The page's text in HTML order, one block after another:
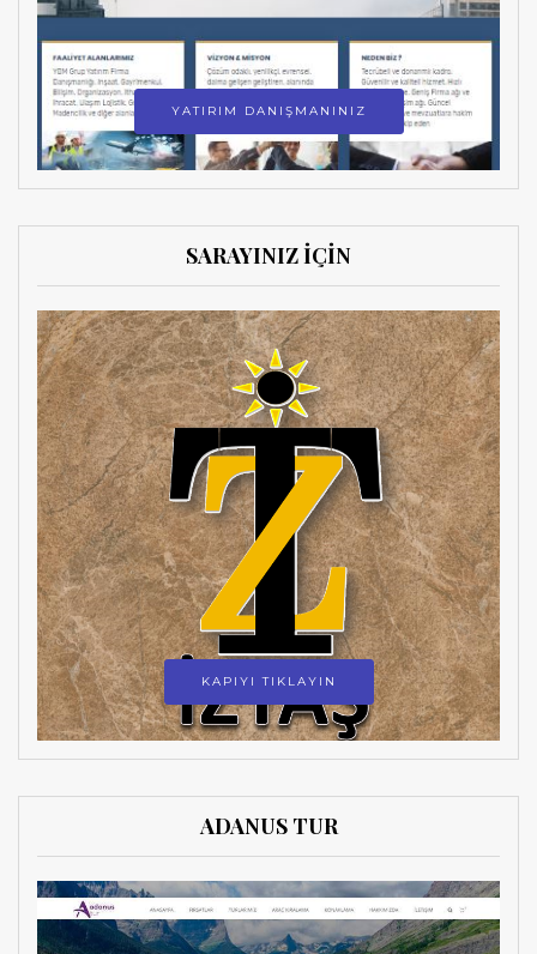
YATIRIM DANIŞMANINIZ
SARAYINIZ İÇİN
KAPIYI TIKLAYIN
ADANUS TUR